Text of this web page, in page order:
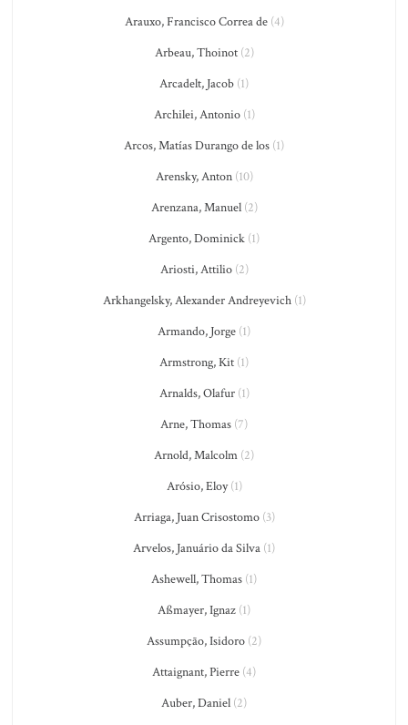
Arauxo, Francisco Correa de(4)
Arbeau, Thoinot(2)
Arcadelt, Jacob (1)
Archilei, Antonio(1)
Arcos, Matías Durango de los (1)
Arensky, Anton(10)
Arenzana, Manuel(2)
Argento, Dominick (1)
Ariosti, Attilio(2)
Arkhangelsky, Alexander Andreyevich(1)
Armando, Jorge (1)
Armstrong, Kit (1)
Arnalds, Olafur(1)
Arne, Thomas (7)
Arnold, Malcolm (2)
Arósio, Eloy(1)
Arriaga, Juan Crisostomo(3)
Arvelos, Januário da Silva (1)
Ashewell, Thomas (1)
Aßmayer, Ignaz (1)
Assumpção, Isidoro (2)
Attaignant, Pierre (4)
Auber, Daniel (2)